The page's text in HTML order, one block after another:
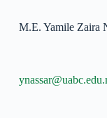
M.E. Yamile Zaira